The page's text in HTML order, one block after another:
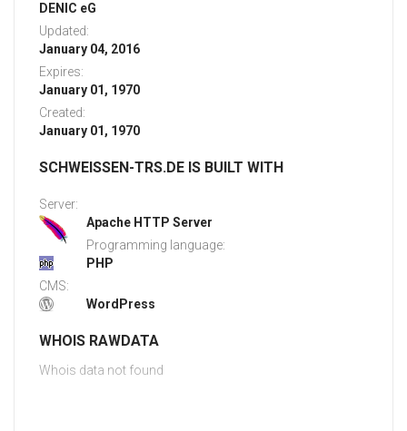
DENIC eG
Updated:
January 04, 2016
Expires:
January 01, 1970
Created:
January 01, 1970
SCHWEISSEN-TRS.DE IS BUILT WITH
Server:
Apache HTTP Server
Programming language:
PHP
CMS:
WordPress
WHOIS RAWDATA
Whois data not found